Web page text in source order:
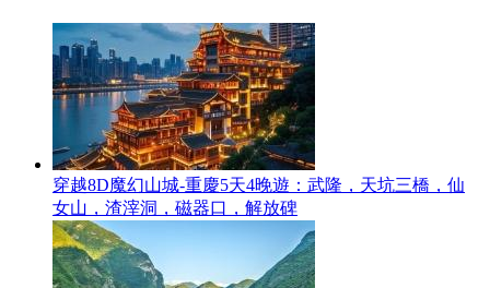
穿越8D魔幻山城-重慶5天4晚遊：武隆，天坑三橋，仙
女山，渣滓洞，磁器口，解放碑